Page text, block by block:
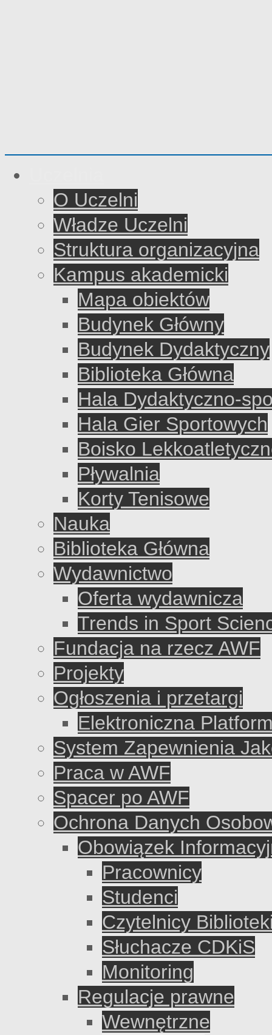
O Uczelni
Władze Uczelni
Struktura organizacyjna
Kampus akademicki
Mapa obiektów
Budynek Główny
Budynek Dydaktyczny
Biblioteka Główna
Hala Dydaktyczno-
Hala Gier Sportowych
Boisko
Pływalnia
Korty Tenisowe
Nauka
Biblioteka Główna
Wydawnictwo
Oferta wydawnicza
Trends in Sport
Fundacja na rzecz AWF
Projekty
Ogłoszenia i przetargi
Elektroniczna
System Zapewnienia
Praca w AWF
Spacer po AWF
Ochrona Danych
Obowiązek
Pracownicy
Studenci
Czytelnicy
Słuchacze CDKiS
Monitoring
Regulacje prawne
Wewnętrzne